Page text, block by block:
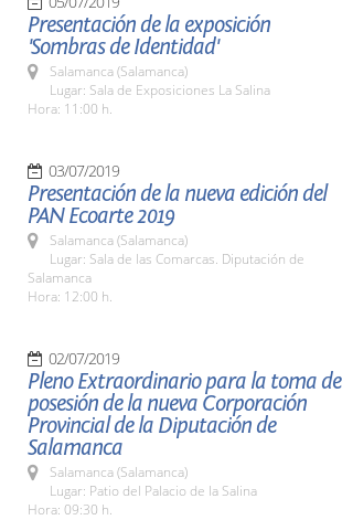
Presentación de la exposición
'Sombras de Identidad'
Salamanca (Salamanca)
Lugar: Sala de Exposiciones La Salina
Hora: 11:00 h.
03/07/2019
Presentación de la nueva edición del
PAN Ecoarte 2019
Salamanca (Salamanca)
Lugar: Sala de las Comarcas. Diputación de
Salamanca
Hora: 12:00 h.
02/07/2019
Pleno Extraordinario para la toma de
posesión de la nueva Corporación
Provincial de la Diputación de
Salamanca
Salamanca (Salamanca)
Lugar: Patio del Palacio de la Salina
Hora: 09:30 h.